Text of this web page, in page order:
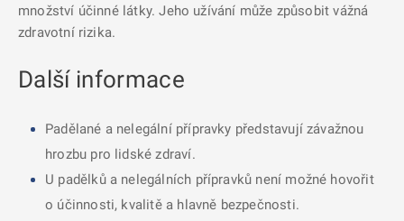
množství účinné látky. Jeho užívání může způsobit vážná
zdravotní rizika.
Další informace
Padělané a nelegální přípravky představují závažnou
hrozbu pro lidské zdraví.
U padělků a nelegálních přípravků není možné hovořit
o účinnosti, kvalitě a hlavně bezpečnosti.